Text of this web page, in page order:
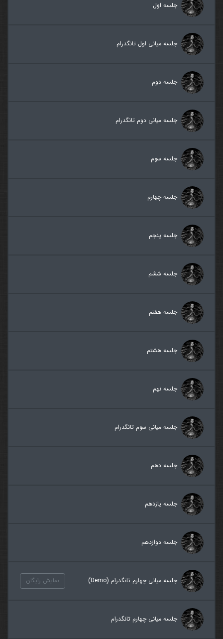
جلسه اول
جلسه میانی اول تانگدرام
جلسه دوم
جلسه میانی دوم تانگدرام
جلسه سوم
جلسه چهارم
جلسه پنجم
جلسه ششم
جلسه هفتم
جلسه هشتم
جلسه نهم
جلسه میانی سوم تانگدرام
جلسه دهم
جلسه یازدهم
جلسه دوازدهم
جلسه میانی چهارم تانگدرام (Demo) نمایش رایگان
جلسه میانی چهارم تانگدرام